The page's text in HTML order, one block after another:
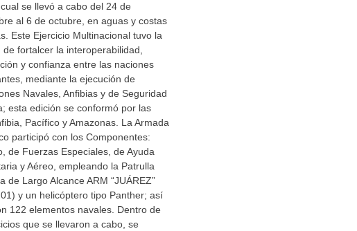
cual se llevó a cabo del 24 de
al 6 de octubre, en aguas y costas
Este Ejercicio Multinacional tuvo la
de fortalcer la interoperabilidad,
y confianza entre las naciones
mediante la ejecución de
Navales, Anfibias y de Seguridad
esta edición se conformó por las
Pacífico y Amazonas. La Armada
participó con los Componentes:
de Fuerzas Especiales, de Ayuda
y Aéreo, empleando la Patrulla
de Largo Alcance ARM “JUÁREZ”
y un helicóptero tipo Panther; así
122 elementos navales. Dentro de
que se llevaron a cabo, se